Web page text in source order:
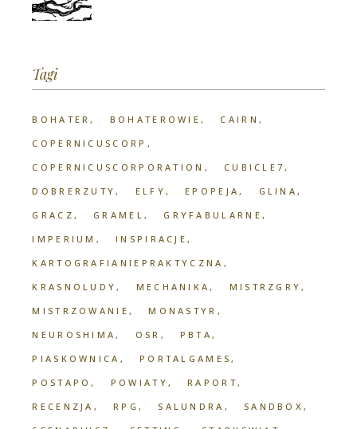
Tagi
BOHATER BOHATEROWIE
CAIRN
COPERNICUSCORP
COPERNICUSCORPORATION
CUBICLE7
DOBRERZUTY
ELFY EPOPEJA
GLINA
GRACZ
GRAMEL
GRYFABULARNE
IMPERIUM
INSPIRACJE
KARTOGRAFIANIEPRAKTYCZNA
KRASNOLUDY
MECHANIKA
MISTRZGRY
MISTRZOWANIE
MONASTYR
NEUROSHIMA
OSR
PBTA
PIASKOWNICA
PORTALGAMES
POSTAPO
POWIATY
RAPORT
RECENZJA
RPG SALUNDRA
SANDBOX